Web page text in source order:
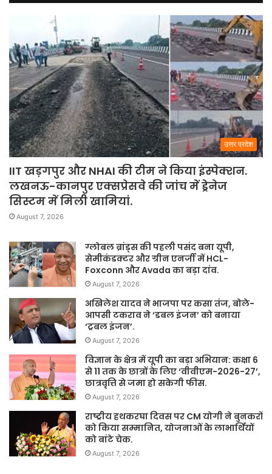
उत्तर प्रदेश
IIT खड़गपुर और NHAI की टीम ने किया इंस्पेक्शन.
लखनऊ-कानपुर एक्सप्रेसवे की जांच में ड्रेनेज
सिस्टम में मिली खामियां.
August 7, 2026
ग्लोबल ब्रांड्स की पहली पसंद बना यूपी,
सेमीकंडक्टर और ग्रीन एनर्जी में HCL-
Foxconn और Avada का बड़ा दांव.
August 7, 2026
अखिलेश यादव ने भाजपा पर कसा तंज, बोले-
आपसी टकराव ने ‘डबल इंजन’ को बनाया
‘ट्रबल इंजन’.
August 7, 2026
विज्ञान के क्षेत्र में यूपी का बड़ा अभियान: कक्षा 6
से 11 तक के छात्रों के लिए ‘वीवीएम-2026-27’,
छात्रवृत्ति से जमा हो सकेगी फीस.
August 7, 2026
राष्ट्रीय हथकरघा दिवस पर CM योगी ने बुनकरों
को किया सम्मानित, योजनाओं के लाभार्थियों
को बांटे चेक.
August 7, 2026